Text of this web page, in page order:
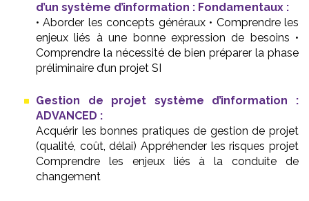
d’un système d’information : Fondamentaux :
• Aborder les concepts généraux • Comprendre les
enjeux liés à une bonne expression de besoins •
Comprendre la nécessité de bien préparer la phase
préliminaire d’un projet SI
Gestion de projet système d’information :
ADVANCED :
Acquérir les bonnes pratiques de gestion de projet
(qualité, coût, délai) Appréhender les risques projet
Comprendre les enjeux liés à la conduite de
changement